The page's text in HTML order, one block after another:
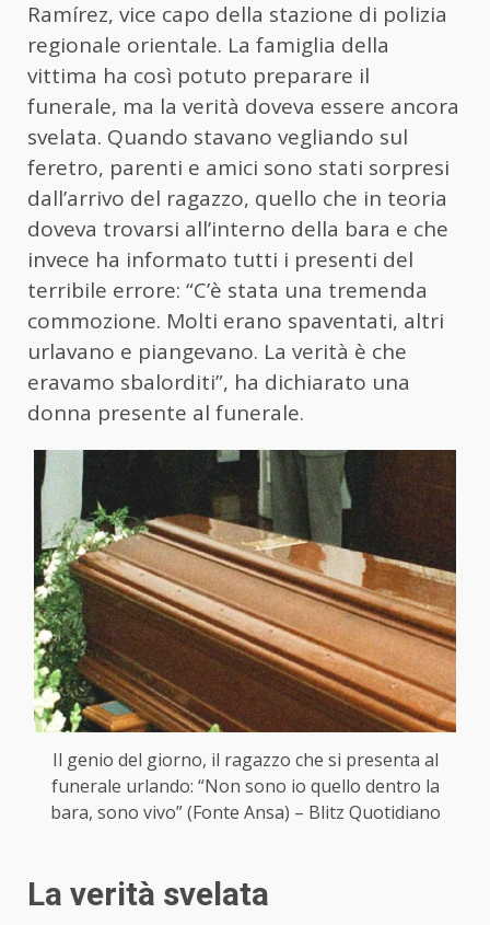
Ramírez, vice capo della stazione di polizia
regionale orientale. La famiglia della
vittima ha così potuto preparare il
funerale, ma la verità doveva essere ancora
svelata. Quando stavano vegliando sul
feretro, parenti e amici sono stati sorpresi
dall’arrivo del ragazzo, quello che in teoria
doveva trovarsi all’interno della bara e che
invece ha informato tutti i presenti del
terribile errore: “C’è stata una tremenda
commozione. Molti erano spaventati, altri
urlavano e piangevano. La verità è che
eravamo sbalorditi”, ha dichiarato una
donna presente al funerale.
Il genio del giorno, il ragazzo che si presenta al
funerale urlando: “Non sono io quello dentro la
bara, sono vivo” (Fonte Ansa) – Blitz Quotidiano
La verità svelata